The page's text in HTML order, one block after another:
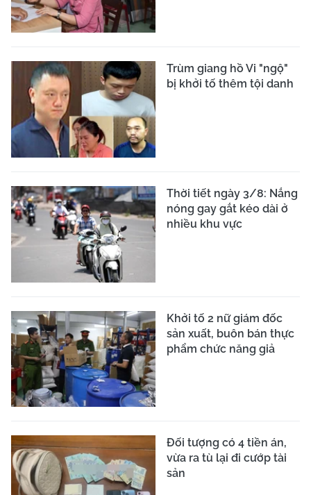
Trùm giang hồ Vi "ngộ"
bị khởi tố thêm tội danh
Thời tiết ngày 3/8: Nắng
nóng gay gắt kéo dài ở
nhiều khu vực
Khởi tố 2 nữ giám đốc
sản xuất, buôn bán thực
phẩm chức năng giả
Đối tượng có 4 tiền án,
vừa ra tù lại đi cướp tài
sản